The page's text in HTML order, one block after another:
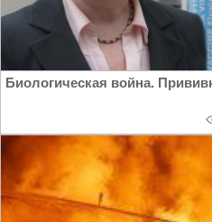
Биологическая война.